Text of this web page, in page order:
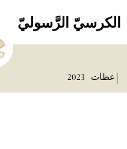
الكرسيّ الرَّسوليّ
عظات 2023